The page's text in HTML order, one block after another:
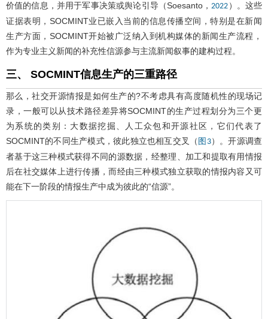
价值的信息，并用于军事决策或舆论引导（Soesanto，2022 ）。这些
证据表明，SOCMINT业已嵌入当前的信息传播空间，特别是在新闻
生产方面，SOCMINT开始被广泛纳入到机构媒体的新闻生产流程，
作为专业主义新闻的补充性信源参与主流新闻叙事的建构过程。
三、 SOCMINT信息生产的三重路径
那么，社交开源情报是如何生产的?不考虑具有高度随机性的现场记
录，一般可以从技术路径差异将SOCMINT的生产过程划分为三个更
为系统的类别：大数据挖掘、人工众包和开源社区，它们代表了
SOCMINT的不同生产模式，彼此独立也相互交叉（ 图3）。开源调查
者基于这三种模式获得不同的源数据，经整理、加工和提取有用情报
后在社交媒体上进行传播，而经由三种模式独立获取的情报内容又可
能在下一阶段的情报生产中成为彼此的“信源”。